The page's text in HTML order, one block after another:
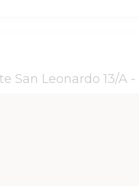
San Leonardo 13/A -